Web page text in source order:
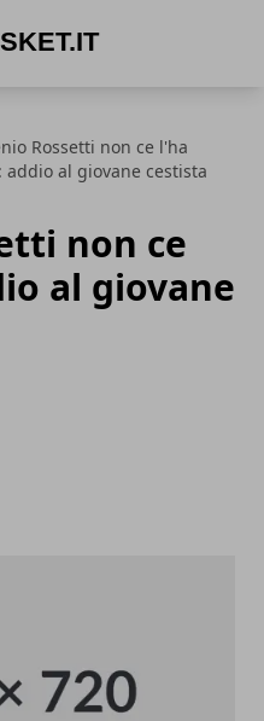
Rossetti non ce l'ha
addio al giovane cestista
non ce
al giovane